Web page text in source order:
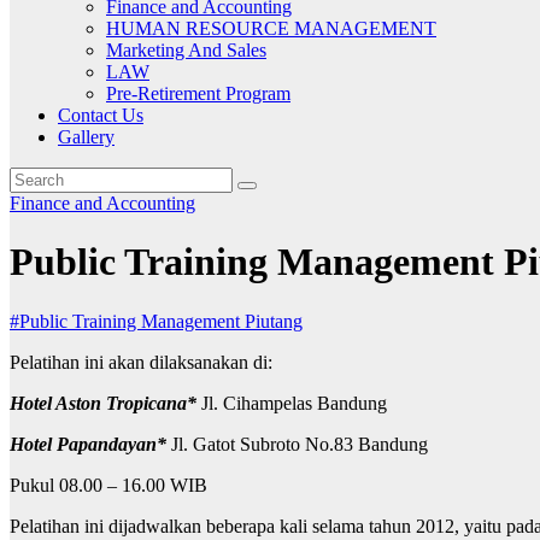
Finance and Accounting
HUMAN RESOURCE MANAGEMENT
Marketing And Sales
LAW
Pre-Retirement Program
Contact Us
Gallery
Finance and Accounting
Public Training Management
#Public Training Management Piutang
Pelatihan ini akan dilaksanakan di:
Hotel Aston Tropicana* Jl. Cihampelas Bandung
Hotel Papandayan* Jl. Gatot Subroto No.83 Bandung
Pukul 08.00 – 16.00 WIB
Pelatihan ini dijadwalkan beberapa kali selama tahun 2012, yaitu